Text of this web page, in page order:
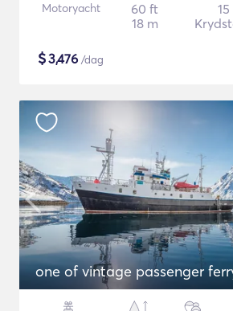
Motoryacht
60 ft
18 m
15
$3,476 /dag
one of vintage passenger